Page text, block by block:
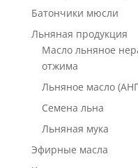
Батончики мюсли
Льняная продукция
Масло льняное
отжима
Льняное масло
Семена льна
Льняная мука
Эфирные масла